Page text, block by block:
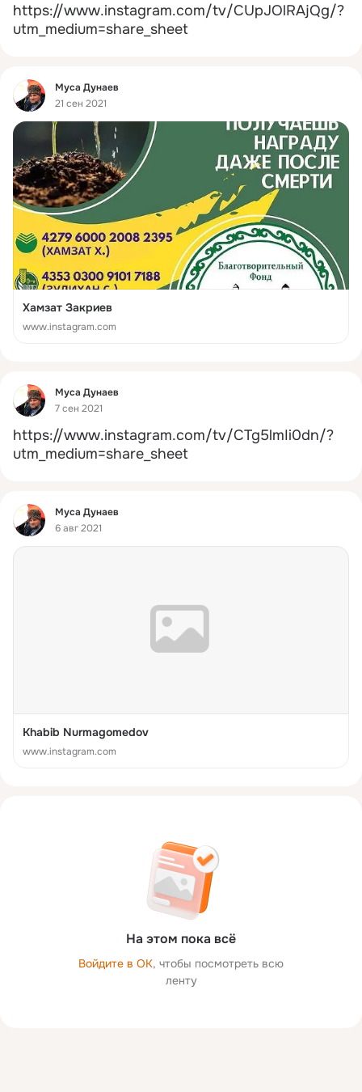
https://www.instagram.com/tv/CUpJOlRAjQg/?
utm_medium=share_sheet
Фид
Муса Дунаев
21 сен 2021
Хамзат Закриев
www.instagram.com
Фид
Муса Дунаев
7 сен 2021
https://www.instagram.com/tv/CTg5lmIi0dn/?
utm_medium=share_sheet
Фид
Муса Дунаев
6 авг 2021
Khabib Nurmagomedov
www.instagram.com
На этом пока всё
Войдите в ОК, чтобы посмотреть всю
ленту